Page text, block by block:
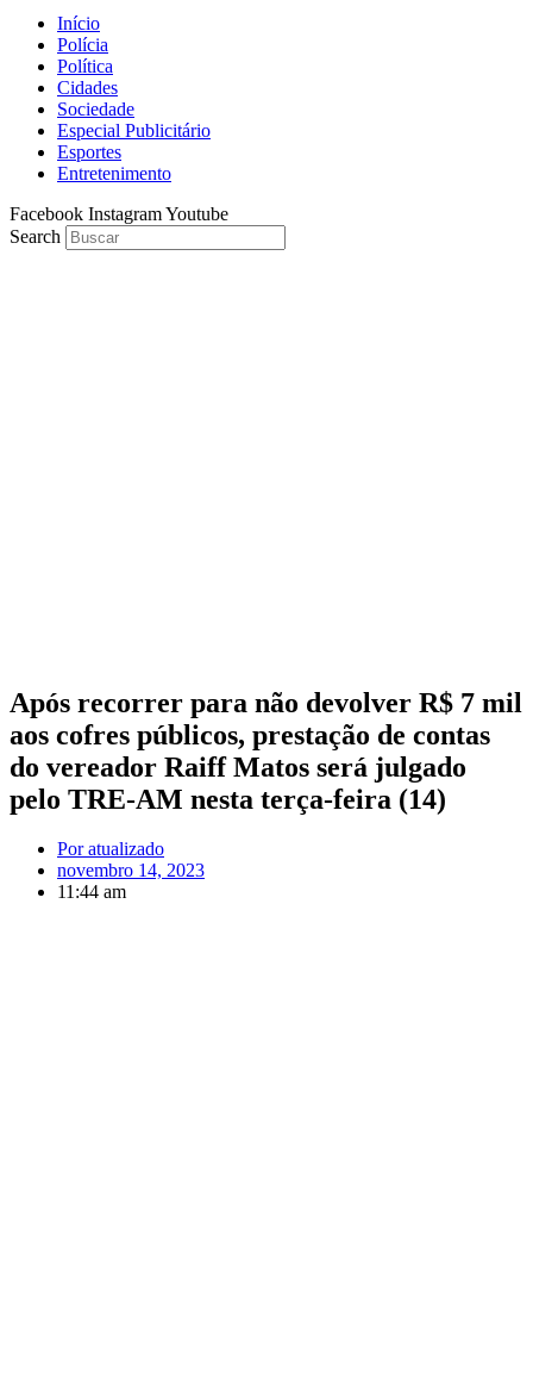
Início
Polícia
Política
Cidades
Sociedade
Especial Publicitário
Esportes
Entretenimento
Facebook InstagramYoutube
Search
Após recorrer para não devolver R$ 7 mil
aos cofres públicos, prestação de contas
do vereador Raiff Matos será julgado
pelo TRE-AM nesta terça-feira (14)
Poratualizado
novembro 14, 2023
11:44 am